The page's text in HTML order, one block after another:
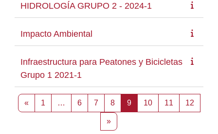
HIDROLOGÍA GRUPO 2 - 2024-1
Impacto Ambiental
Infraestructura para Peatones y Bicicletas
Grupo 1 2021-1
«Página anterior
1 … 6Página 6
7Página 7
8Página 8
9Página 9
10Página 10
11 Página 11
12
»Siguiente página